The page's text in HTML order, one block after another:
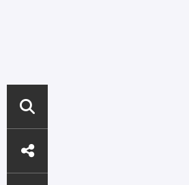
ACCÈS
DIRECTS